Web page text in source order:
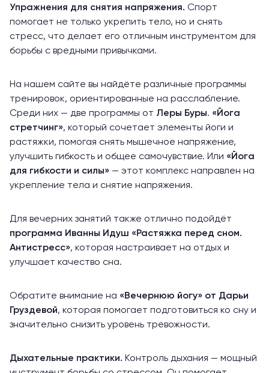
Упражнения для снятия напряжения. Спорт
помогает не только укрепить тело, но и снять
стресс, что делает его отличным инструментом для
борьбы с вредными привычками.
На нашем сайте вы найдёте различные программы
тренировок, ориентированные на расслабление.
Среди них — две программы от Леры Буры. «Йога
стретчинг», который сочетает элементы йоги и
растяжки, помогая снять мышечное напряжение,
улучшить гибкость и общее самочувствие. Или «Йога
для гибкости и силы» — этот комплекс направлен на
укрепление тела и снятие напряжения.
Для вечерних занятий также отлично подойдёт
программа Иванны Идуш «Растяжка перед сном.
Антистресс», которая настраивает на отдых и
улучшает качество сна.
Обратите внимание на «Вечернюю йогу» от Дарьи
Груздевой, которая помогает подготовиться ко сну и
значительно снизить уровень тревожности.
Дыхательные практики. Контроль дыхания — мощный